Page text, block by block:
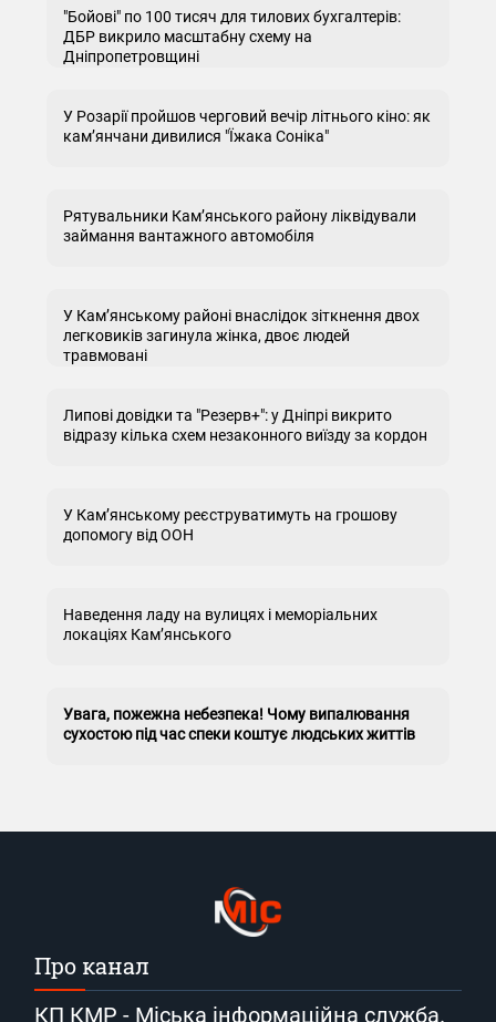
"Бойові" по 100 тисяч для тилових бухгалтерів:
ДБР викрило масштабну схему на
Дніпропетровщині
У Розарії пройшов черговий вечір літнього кіно: як
кам’янчани дивилися "Їжака Соніка"
Рятувальники Кам’янського району ліквідували
займання вантажного автомобіля
У Кам’янському районі внаслідок зіткнення двох
легковиків загинула жінка, двоє людей
травмовані
Липові довідки та "Резерв+": у Дніпрі викрито
відразу кілька схем незаконного виїзду за кордон
У Кам’янському реєструватимуть на грошову
допомогу від ООН
Наведення ладу на вулицях і меморіальних
локаціях Кам’янського
Увага, пожежна небезпека! Чому випалювання
сухостою під час спеки коштує людських життів
Про канал
КП КМР - Міська інформаційна служба.